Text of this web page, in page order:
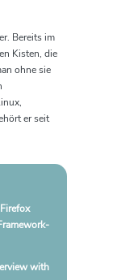
Bereits im
Kisten, die
ohne sie
er seit
with